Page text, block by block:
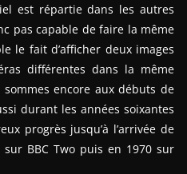
est répartie dans les autres
pas capable de faire la même
le fait d’afficher deux images
différentes dans la même
encore aux débuts de
durant les années soixantes
progrès jusqu’à l’arrivée de
BBC Two puis en 1970 sur